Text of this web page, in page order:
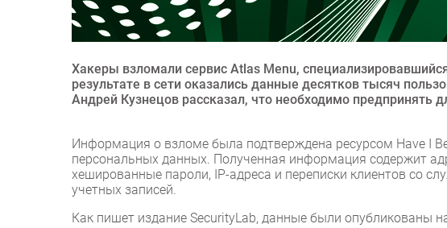
Хакеры взломали сервис Atlas Menu,
результате в сети оказались данные десятков тысяч
Андрей Кузнецов рассказал, что необходимо предпринять
Информация о взломе была подтверждена ресурсом Have I
персональных данных. Полученная информация содержит
хешированные пароли, IP-адреса и переписки клиентов со
учетных записей.
Как пишет издание SecurityLab, данные были опубликованы